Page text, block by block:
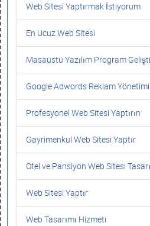
Web Sitesi Yaptırmak İstiyorum
En Ucuz Web Sitesi
Masaüstü Yazılım Program
Google Adwords Reklam Yönetimi
Profesyonel Web Sitesi Yaptırın
Gayrimenkul Web Sitesi Yaptır
Otel ve Pansiyon Web Sitesi
Web Sitesi Yaptır
Web Tasarımı Hizmeti